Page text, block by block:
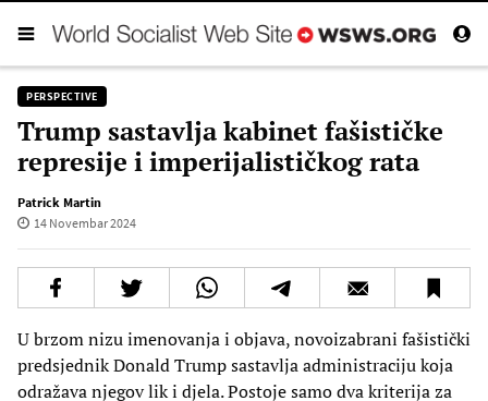
PERSPECTIVE
Trump sastavlja kabinet fašističke
represije i imperijalističkog rata
Patrick Martin
14 Novembar 2024
U brzom nizu imenovanja i objava, novoizabrani fašistički
predsjednik Donald Trump sastavlja administraciju koja
odražava njegov lik i djela. Postoje samo dva kriterija za